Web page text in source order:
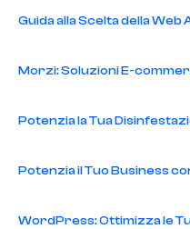
Guida alla Scelta della Web
Morzi: Soluzioni E-
Potenzia la Tua
Potenzia il Tuo Business
WordPress: Ottimizza le